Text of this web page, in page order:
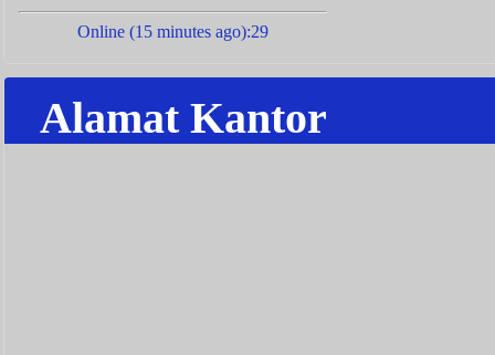
Online (15 minutes ago):29
Alamat Kantor